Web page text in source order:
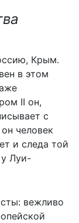
Крым.
в этом
II он,
с
человек
и следа той
Луи-
вежливо